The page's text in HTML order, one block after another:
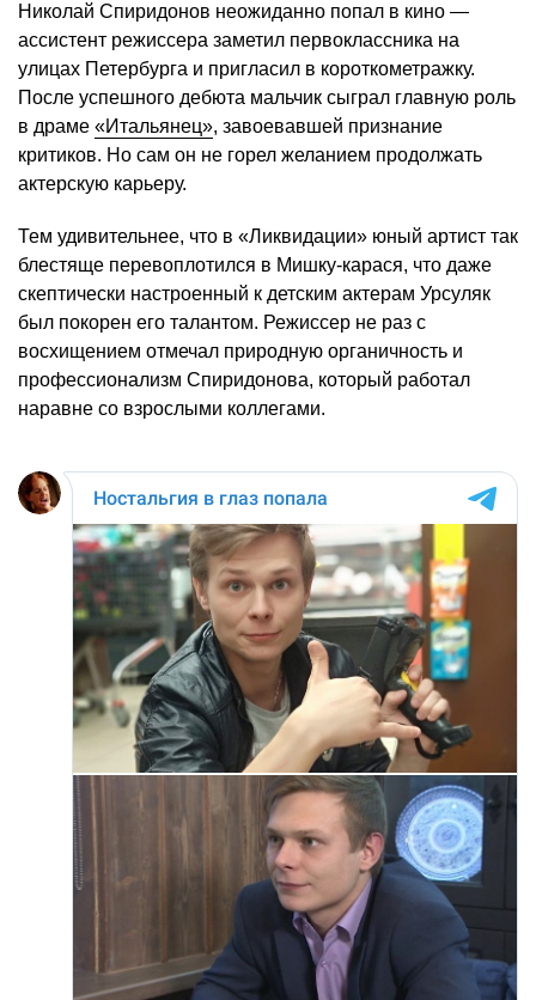
Николай Спиридонов неожиданно попал в кино —
ассистент режиссера заметил первоклассника на
улицах Петербурга и пригласил в короткометражку.
После успешного дебюта мальчик сыграл главную роль
в драме «Итальянец», завоевавшей признание
критиков. Но сам он не горел желанием продолжать
актерскую карьеру.
Тем удивительнее, что в «Ликвидации» юный артист так
блестяще перевоплотился в Мишку-карася, что даже
скептически настроенный к детским актерам Урсуляк
был покорен его талантом. Режиссер не раз с
восхищением отмечал природную органичность и
профессионализм Спиридонова, который работал
наравне со взрослыми коллегами.